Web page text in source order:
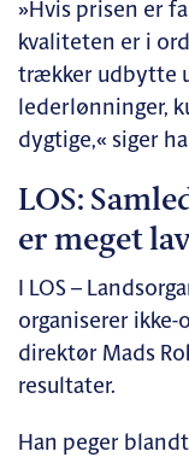
»Hvis prisen er
kvaliteten er i
trækker udbytte
lederlønninger,
dygtige,« siger
LOS:
er meget
I LOS –
organiserer
direktør Mads
resultater.
Han peger